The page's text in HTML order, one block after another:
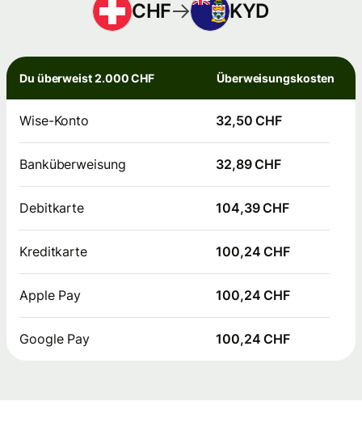
CHF KYD
Du überweist 2.000 CHF Überweisungskosten
Wise-Konto 32,50 CHF
Banküberweisung 32,89 CHF
Debitkarte 104,39 CHF
Kreditkarte 100,24 CHF
Apple Pay 100,24 CHF
Google Pay 100,24 CHF